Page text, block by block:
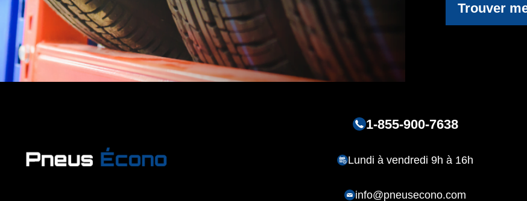
Trouver
1-855-900-7638
Lundi à vendredi 9h à 16h
info@pneusecono.com